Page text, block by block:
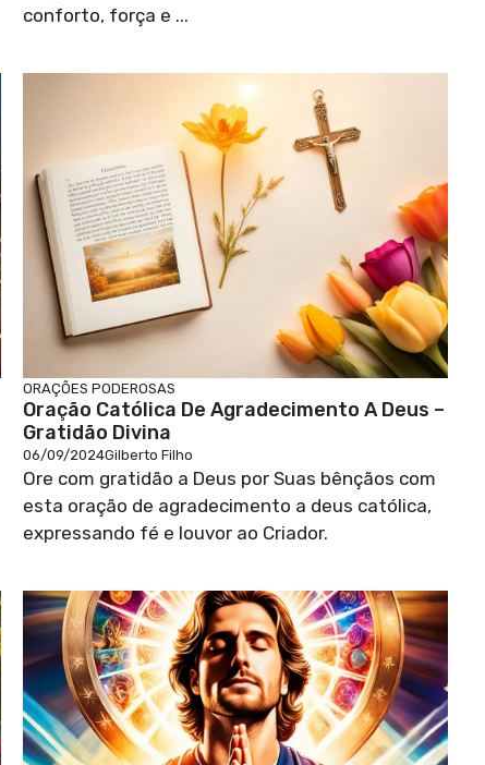
conforto, força e ...
ORAÇÕES PODEROSAS
Oração Católica De Agradecimento A Deus –
Gratidão Divina
06/09/2024Gilberto Filho
Ore com gratidão a Deus por Suas bênçãos com
esta oração de agradecimento a deus católica,
expressando fé e louvor ao Criador.